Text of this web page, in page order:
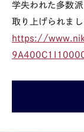
学失われた多数
取り上げられまし
https://